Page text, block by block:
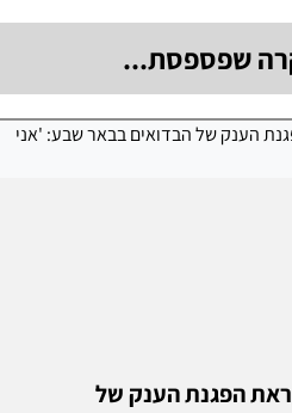
שפספסת...
הפגנת הענק של